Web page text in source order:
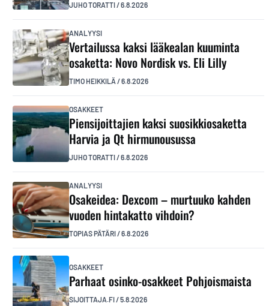
JUHO TORATTI/6.8.2026
ANALYYSI
Vertailussa kaksi lääkealan kuuminta
osaketta: Novo Nordisk vs. Eli Lilly
TIMO HEIKKILÄ /6.8.2026
OSAKKEET
Piensijoittajien kaksi suosikkiosaketta
Harvia ja Qt hirmunousussa
JUHO TORATTI/6.8.2026
ANALYYSI
Osakeidea: Dexcom – murtuuko kahden
vuoden hintakatto vihdoin?
TOPIAS PÄTÄRI/6.8.2026
OSAKKEET
Parhaat osinko-osakkeet Pohjoismaista
SIJOITTAJA.FI/5.8.2026